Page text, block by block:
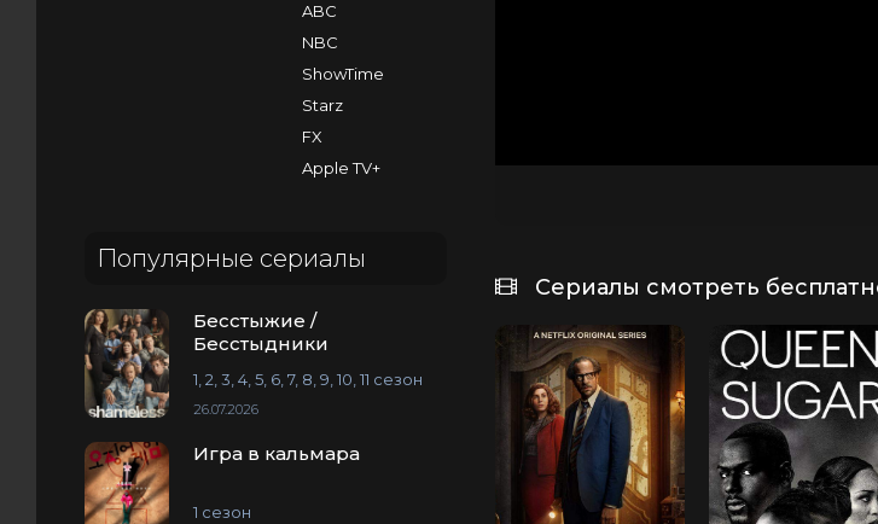
ABC
NBC
ShowTime
Starz
FX
Apple TV+
Популярные сериалы
Бесстыжие /
Бесстыдники
1, 2, 3, 4, 5, 6, 7, 8, 9, 10, 11 сезон
26.07.2026
Игра в кальмара
1 сезон
Сериалы смотреть